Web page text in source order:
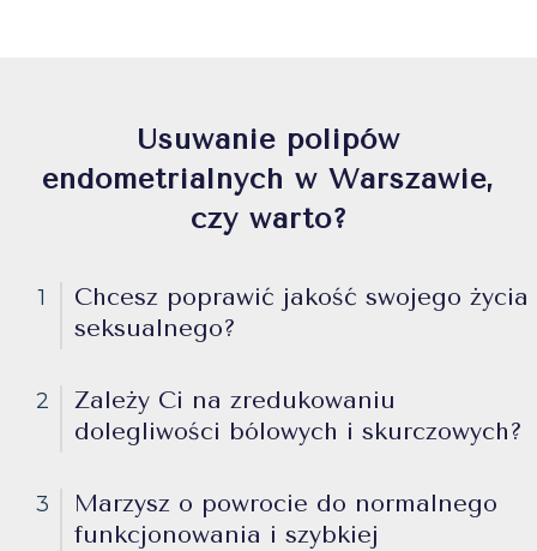
Usuwanie polipów
endometrialnych w Warszawie,
czy warto?
1
Chcesz poprawić jakość swojego życia
seksualnego?
2
Zależy Ci na zredukowaniu
dolegliwości bólowych i skurczowych?
3
Marzysz o powrocie do normalnego
funkcjonowania i szybkiej